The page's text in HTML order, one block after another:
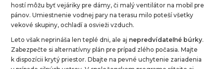
hostí môžu byť vejáriky pre dámy, či malý ventilátor na mobil pre
pánov. Umiestnenie vodnej pary na terasu milo poteší všetky
vekové skupiny, ochladí a osvieži vzduch.
Leto však neprináša len teplé dni, ale aj nepredvídateľné búrky.
Zabezpečte si alternatívny plán pre prípad zlého počasia. Majte
k dispozícii krytý priestor. Dbajte na pevné uchytenie zariadenia